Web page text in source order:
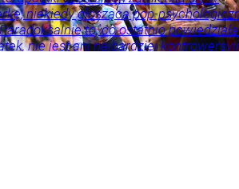
niekiedy głoszącą pop-
to, co ostatnio
nie jest ani najbardziej